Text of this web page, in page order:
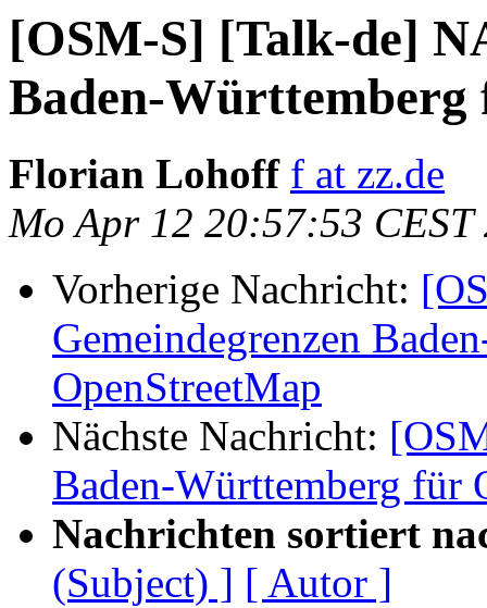
[OSM-S] [Talk-de]
Baden-
Florian Lohoff f at zz.de
Mo Apr 12 20:57:53 CEST
Vorherige Nachricht:
Gemeindegrenzen
OpenStreetMap
Nächste Nachricht:
Baden-Württemberg für
Nachrichten sortiert
(Subject) ] [ Autor ]